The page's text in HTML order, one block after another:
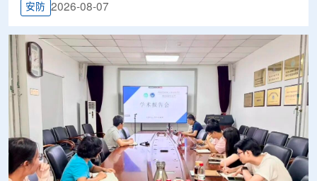
安防 2026-08-07